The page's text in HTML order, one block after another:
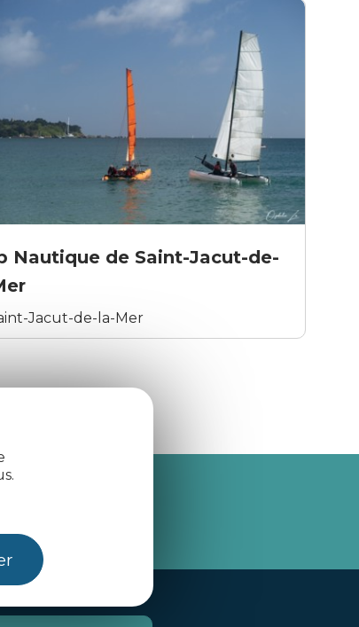
Nautique de Saint-Jacut-de-
Jacut-de-la-Mer